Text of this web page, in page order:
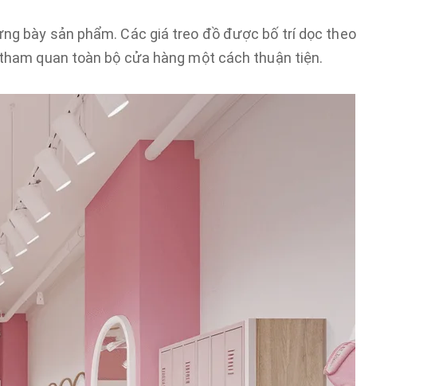
bày sản phẩm. Các giá treo đồ được bố trí dọc theo
quan toàn bộ cửa hàng một cách thuận tiện.